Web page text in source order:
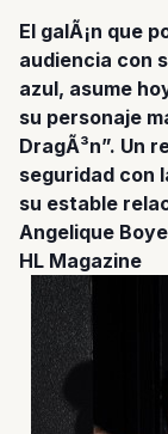
El galÃ¡n que
audiencia con
azul, asume
su personaje
DragÃ³n”. Un
seguridad con
su estable
Angelique
HL Magazine